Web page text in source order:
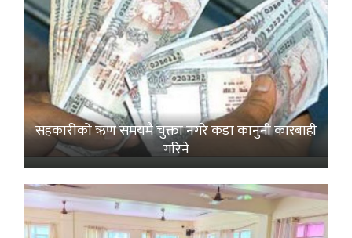
सहकारीको ऋण समयमै चुक्ता नगरे कडा कानुनी कारबाही
गरिने